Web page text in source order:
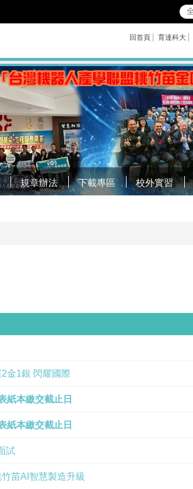
回首頁 育達科大
規章辦法 下載專區 校外實習
金1銀 閃耀國際
紙本繳交截止日
紙本繳交截止日
試
苗AI智慧製造升級